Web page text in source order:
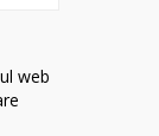
web